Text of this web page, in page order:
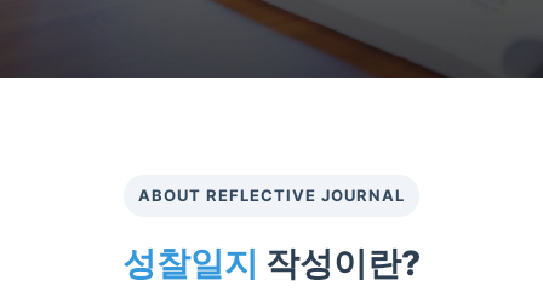
ABOUT REFLECTIVE JOURNAL
성찰일지 작성이란?